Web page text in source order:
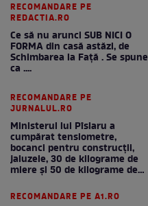
RECOMANDARE PE
REDACTIA.RO
Ce să nu arunci SUB NICI O
FORMA din casă astăzi, de
Schimbarea la Față . Se spune
ca ....
RECOMANDARE PE
JURNALUL.RO
Ministerul lui Pîslaru a
cumpărat tensiometre,
bocanci pentru construcții,
jaluzele, 30 de kilograme de
miere și 50 de kilograme de
RECOMANDARE PE A1.RO